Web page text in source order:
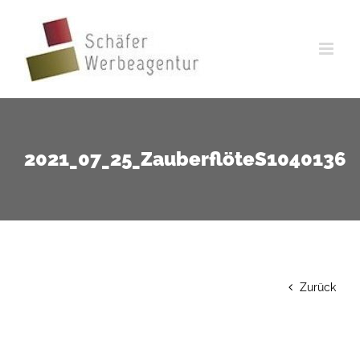
springen
2021_07_25_ZauberflöteS1040136
Zurück